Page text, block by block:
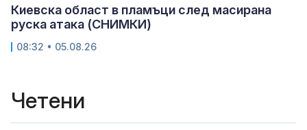
Киевска област в пламъци след масирана
руска атака (СНИМКИ)
08:32 • 05.08.26
Четени